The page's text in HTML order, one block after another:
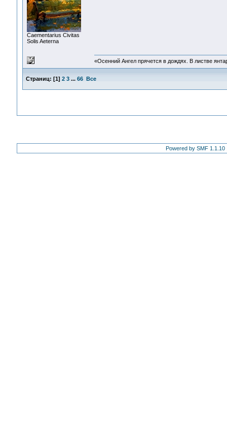
Сaementarius Civitas
Solis Aeterna
«Осенний Ангел прячется в дождях. В листве
Страниц: [1] 2 3 ... 66 Все
Powered by SMF 1.1.10